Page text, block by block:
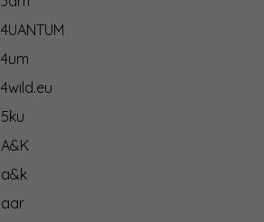
4UANTUM
4um
4wild.eu
5ku
A&K
a&k
aar